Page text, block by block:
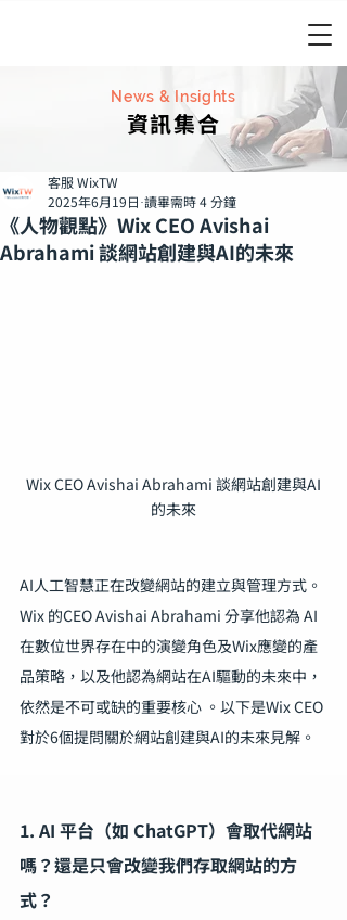
News & Insights
資訊集合
《人物觀點》Wix CEO Avishai
Abrahami 談網站創建與AI的未來
客服 WixTW
2025年6月19日 讀畢需時 4 分鐘
Wix CEO Avishai Abrahami 談網站創建與AI
的未來
AI人工智慧正在改變網站的建立與管理方式。
Wix 的CEO Avishai Abrahami 分享他認為 AI
在數位世界存在中的演變角色及Wix應變的產
品策略，以及他認為網站在AI驅動的未來中，
依然是不可或缺的重要核心 。以下是Wix CEO
對於6個提問關於網站創建與AI的未來見解。
1. AI 平台（如 ChatGPT）會取代網站
嗎？還是只會改變我們存取網站的方
式？